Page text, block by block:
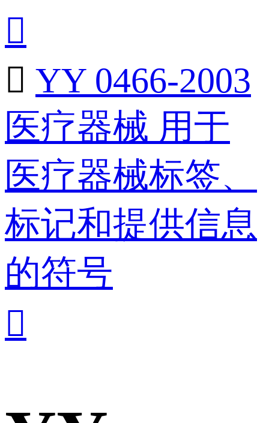

 YY 0466-2003
医疗器械 用于
医疗器械标签、
标记和提供信息
的符号
